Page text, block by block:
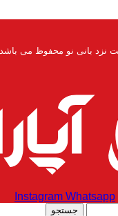
نزد بانی نو محفوظ می باشد.
Instagram Whatsapp
جستجو